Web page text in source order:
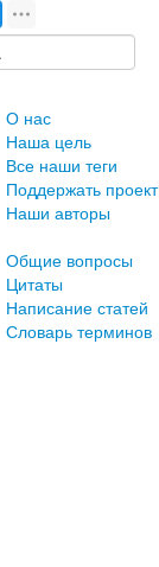
О нас
Наша цель
Все наши теги
Поддержать проект
Наши авторы
Общие вопросы
Цитаты
Написание статей
Словарь терминов